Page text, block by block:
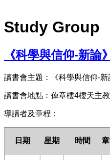
Study Group
《科學與信仰-新論
讀書會主題：《科學與信仰-新
讀書會地點：倬章樓4樓天主
導讀者及章程：
日期 星期 時間